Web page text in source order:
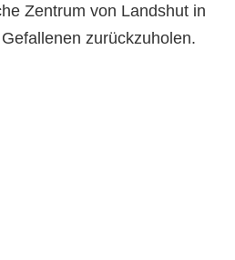
Zentrum von Landshut in
zurückzuholen.